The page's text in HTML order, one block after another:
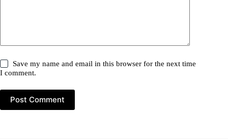
Save my name and email in this browser for the next time
I comment.
Post Comment